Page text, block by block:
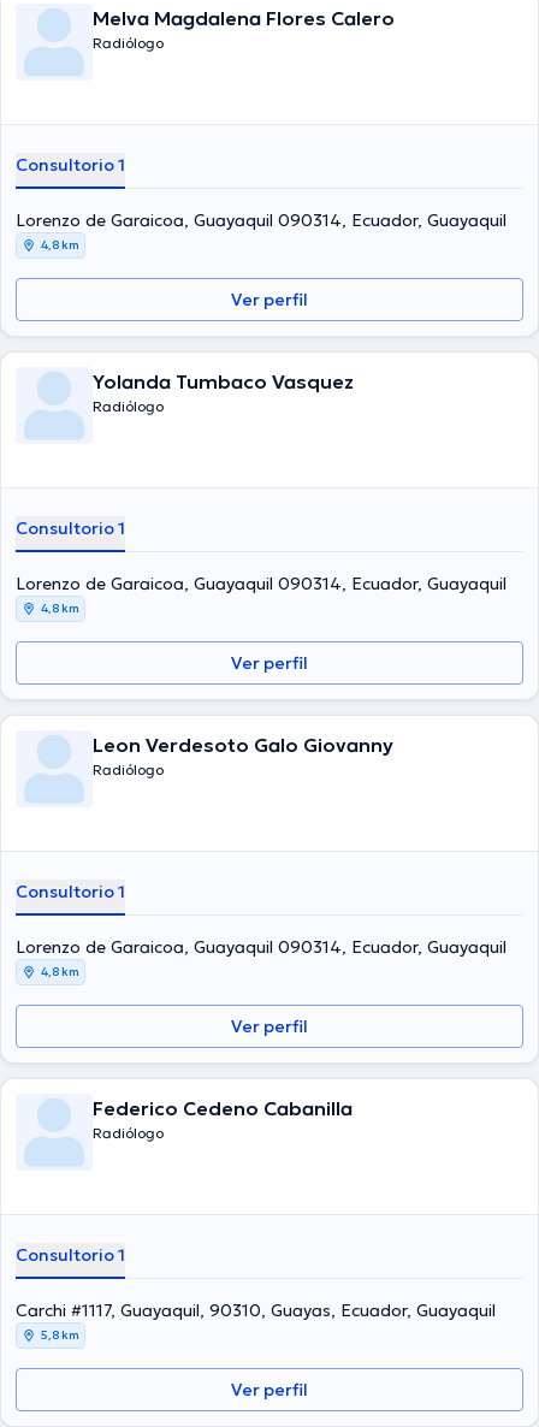
Melva Magdalena Flores Calero
Radiólogo
Consultorio 1
Lorenzo de Garaicoa, Guayaquil 090314, Ecuador, Guayaquil
4,8 km
Ver perfil
Yolanda Tumbaco Vasquez
Radiólogo
Consultorio 1
Lorenzo de Garaicoa, Guayaquil 090314, Ecuador, Guayaquil
4,8 km
Ver perfil
Leon Verdesoto Galo Giovanny
Radiólogo
Consultorio 1
Lorenzo de Garaicoa, Guayaquil 090314, Ecuador, Guayaquil
4,8 km
Ver perfil
Federico Cedeno Cabanilla
Radiólogo
Consultorio 1
Carchi #1117, Guayaquil, 90310, Guayas, Ecuador, Guayaquil
5,8 km
Ver perfil